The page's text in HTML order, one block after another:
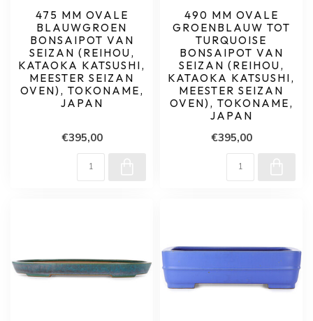
475 MM OVALE
BLAUWGROEN
BONSAIPOT VAN
SEIZAN (REIHOU,
KATAOKA KATSUSHI,
MEESTER SEIZAN
OVEN), TOKONAME,
JAPAN
€395,00
490 MM OVALE
GROENBLAUW TOT
TURQUOISE
BONSAIPOT VAN
SEIZAN (REIHOU,
KATAOKA KATSUSHI,
MEESTER SEIZAN
OVEN), TOKONAME,
JAPAN
€395,00